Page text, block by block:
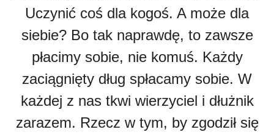
Uczynić coś dla kogoś. A może dla
siebie? Bo tak naprawdę, to zawsze
płacimy sobie, nie komuś. Każdy
zaciągnięty dług spłacamy sobie. W
każdej z nas tkwi wierzyciel i dłużnik
zarazem. Rzecz w tym, by zgodził się